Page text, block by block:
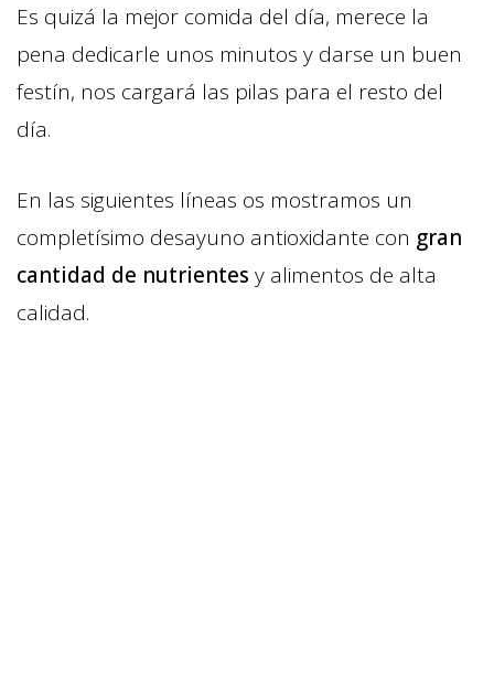
Es quizá la mejor comida del día, merece la
pena dedicarle unos minutos y darse un buen
festín, nos cargará las pilas para el resto del
día.
En las siguientes líneas os mostramos un
completísimo desayuno antioxidante con gran
cantidad de nutrientes y alimentos de alta
calidad.